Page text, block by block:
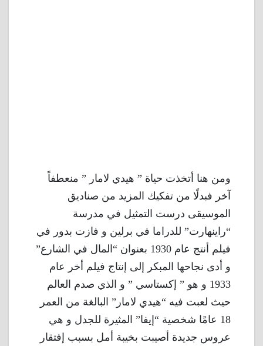
ومن هنا أتخذت حياة ” هيدي لامار ” منعطفاً
آخر فبدلًا من تفكيك المزيد من صناديق
الموسيقى درست التمثيل في مدرسة
“راينهارت” للدراما في برلين و فازت بدور في
فيلم أنتج عام 1930 بعنوان “المال في الشارع”
و أدى نجاحها المبكر إلى إنتاج فيلم أخر عام
1933 و هو ” إكستاسي ” و الذي صدم العالم
حيث لعبت فيه “هيدي لامار” البالغة من العمر
18 عامًا شخصية “إيفا” المثيرة للجدل و هي
عروس جديدة أصيبت بخيبة أمل بسبب إفتقار